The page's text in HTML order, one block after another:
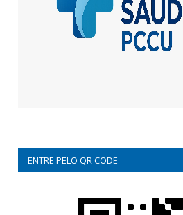
ENTRE PELO QR CODE